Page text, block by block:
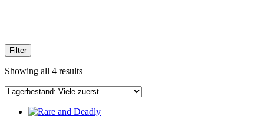
Filter
Showing all 4 results